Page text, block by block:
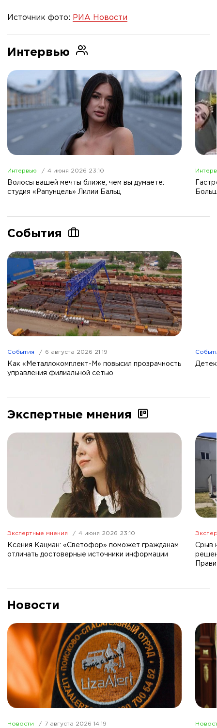
Источник фото: РИА Новости
Интервью
Интервью 4 июня 2026 23:10
Волосы вашей мечты ближе, чем вы думаете:
студия «Рапунцель» Лилии Бальц
События
События 6 августа 2026 21:19
Как «Металлокомплект-М» повысил прозрачность
управления филиальной сетью
Экспертные мнения
Экспертные мнения 4 июня 2026 23:10
Ксения Кацман: «Светофор» поможет гражданам
отличать достоверные источники информации
Срыв
Новости
Новости 7 августа 2026 14:19